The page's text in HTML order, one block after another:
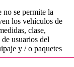
no se permite la
los vehículos de
clase,
usuarios del
y / o paquetes